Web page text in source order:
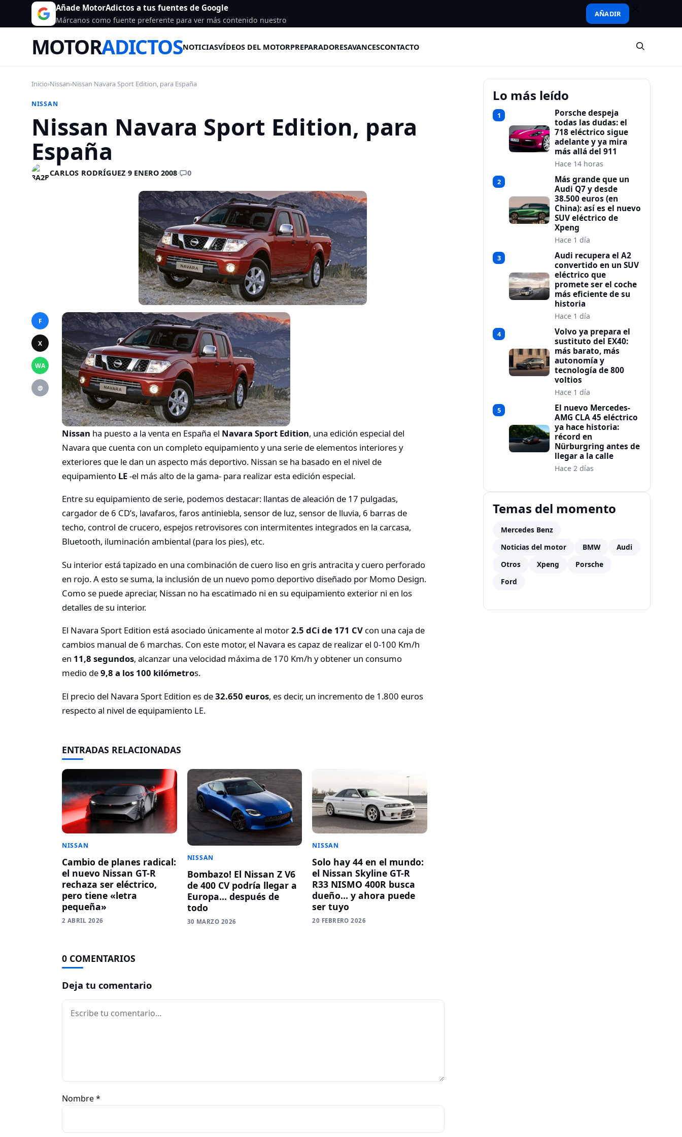
Añade MotorAdictos a tus fuentes de Google
Márcanos como fuente preferente para ver más contenido nuestro
AÑADIR
MOTORADICTOSNOTICIASVÍDEOS DEL MOTORPREPARADORESAVANCESCONTACTO
Inicio›Nissan›Nissan Navara Sport Edition, para España
NISSAN
Nissan Navara Sport Edition, para
España
CARLOS RODRÍGUEZ·9 ENERO 2008· 0
F
X
WA
@
Nissan ha puesto a la venta en España el Navara Sport Edition, una edición especial del
Navara que cuenta con un completo equipamiento y una serie de elementos interiores y
exteriores que le dan un aspecto más deportivo. Nissan se ha basado en el nivel de
equipamiento LE-el más alto de la gama- para realizar esta edición especial.
Entre su equipamiento de serie, podemos destacar: llantas de aleación de 17 pulgadas,
cargador de 6 CD’s, lavafaros, faros antiniebla, sensor de luz, sensor de lluvia, 6 barras de
techo, control de crucero, espejos retrovisores con intermitentes integrados en la carcasa,
Bluetooth, iluminación ambiental (para los pies), etc.
Su interior está tapizado en una combinación de cuero liso en gris antracita y cuero perforado
en rojo. A esto se suma, la inclusión de un nuevo pomo deportivo diseñado por Momo Design.
Como se puede apreciar, Nissan no ha escatimado ni en su equipamiento exterior ni en los
detalles de su interior.
El Navara Sport Edition está asociado únicamente al motor2.5 dCi de 171 CV con una caja de
cambios manual de 6 marchas. Con este motor, el Navara es capaz de realizar el 0-100 Km/h
en 11,8 segundos, alcanzar una velocidad máxima de 170 Km/h y obtener un consumo
medio de9,8 a los 100 kilómetros.
El precio del Navara Sport Edition es de32.650 euros, es decir, un incremento de 1.800 euros
respecto al nivel de equipamiento LE.
ENTRADAS RELACIONADAS
NISSAN
Cambio de planes radical:
el nuevo Nissan GT-R
rechaza ser eléctrico,
pero tiene «letra
pequeña»
2 ABRIL 2026
NISSAN
Bombazo! El Nissan Z V6
de 400 CV podría llegar a
Europa… después de
todo
30 MARZO 2026
NISSAN
Solo hay 44 en el mundo:
el Nissan Skyline GT-R
R33 NISMO 400R busca
dueño… y ahora puede
ser tuyo
20 FEBRERO 2026
0 COMENTARIOS
Deja tu comentario
Comentario
Nombre*
Lo más leído
1
Porsche despeja
todas las dudas: el
718 eléctrico sigue
adelante y ya mira
más allá del 911
Hace 14 horas
2
Más grande que un
Audi Q7 y desde
38.500 euros (en
China): así es el nuevo
SUV eléctrico de
Xpeng
Hace 1 día
3
Audi recupera el A2
convertido en un SUV
eléctrico que
promete ser el coche
más eficiente de su
historia
Hace 1 día
4
Volvo ya prepara el
sustituto del EX40:
más barato, más
autonomía y
tecnología de 800
voltios
Hace 1 día
5
El nuevo Mercedes-
AMG CLA 45 eléctrico
ya hace historia:
récord en
Nürburgring antes de
llegar a la calle
Hace 2 días
Temas del momento
Mercedes Benz
Noticias del motor
BMW
Audi
Otros
Xpeng
Porsche
Ford